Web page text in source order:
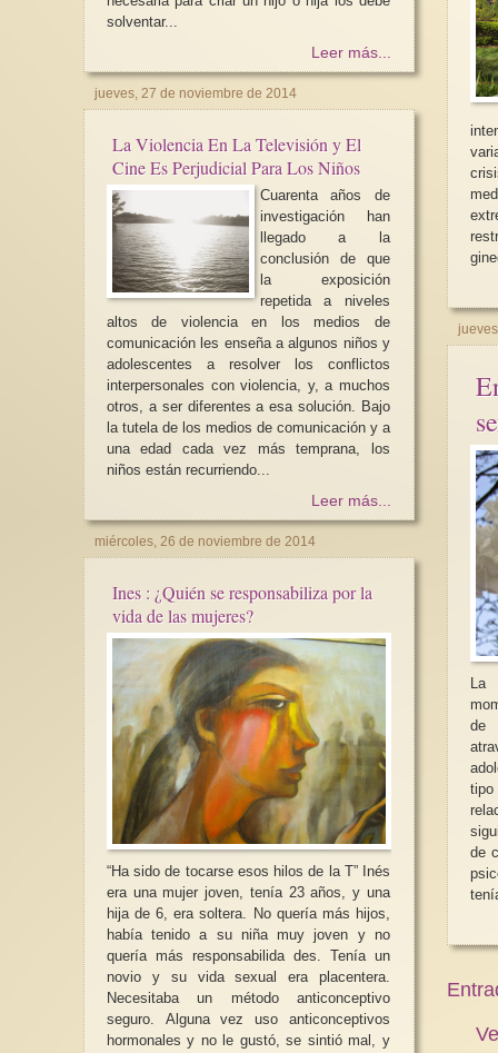
solventar...
Leer más...
jueves, 27 de noviembre de 2014
La Violencia En La Televisión y El
Cine Es Perjudicial Para Los Niños
Cuarenta años de
investigación han
llegado a la
conclusión de que
la exposición
repetida a niveles
altos de violencia en los medios de
comunicación les enseña a algunos niños y
adolescentes a resolver los conflictos
interpersonales con violencia, y, a muchos
otros, a ser diferentes a esa solución. Bajo
la tutela de los medios de comunicación y a
una edad cada vez más temprana, los
niños están recurriendo...
Leer más...
miércoles, 26 de noviembre de 2014
Ines : ¿Quién se responsabiliza por la
vida de las mujeres?
“Ha sido de tocarse esos hilos de la T” Inés
era una mujer joven, tenía 23 años, y una
hija de 6, era soltera. No quería más hijos,
había tenido a su niña muy joven y no
quería más responsabilida des. Tenía un
novio y su vida sexual era placentera.
Necesitaba un método anticonceptivo
seguro. Alguna vez uso anticonceptivos
hormonales y no le gustó, se sintió mal, y
La
de
de